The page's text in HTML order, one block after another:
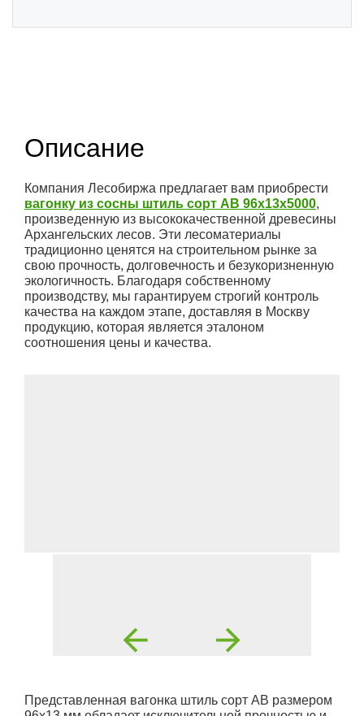
Описание
Компания Лесобиржа предлагает вам приобрести
вагонку из сосны штиль сорт АВ 96x13x5000,
произведенную из высококачественной древесины
Архангельских лесов. Эти лесоматериалы
традиционно ценятся на строительном рынке за
свою прочность, долговечность и безукоризненную
экологичность. Благодаря собственному
производству, мы гарантируем строгий контроль
качества на каждом этапе, доставляя в Москву
продукцию, которая является эталоном
соотношения цены и качества.
Представленная вагонка штиль сорт АВ размером